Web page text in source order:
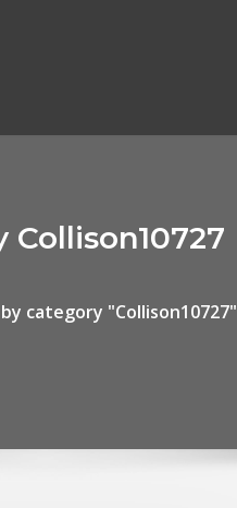
Collison10727
category "Collison10727"